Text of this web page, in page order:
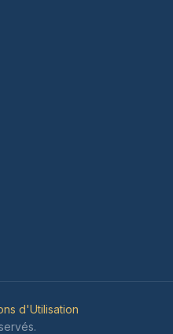
d'Utilisation